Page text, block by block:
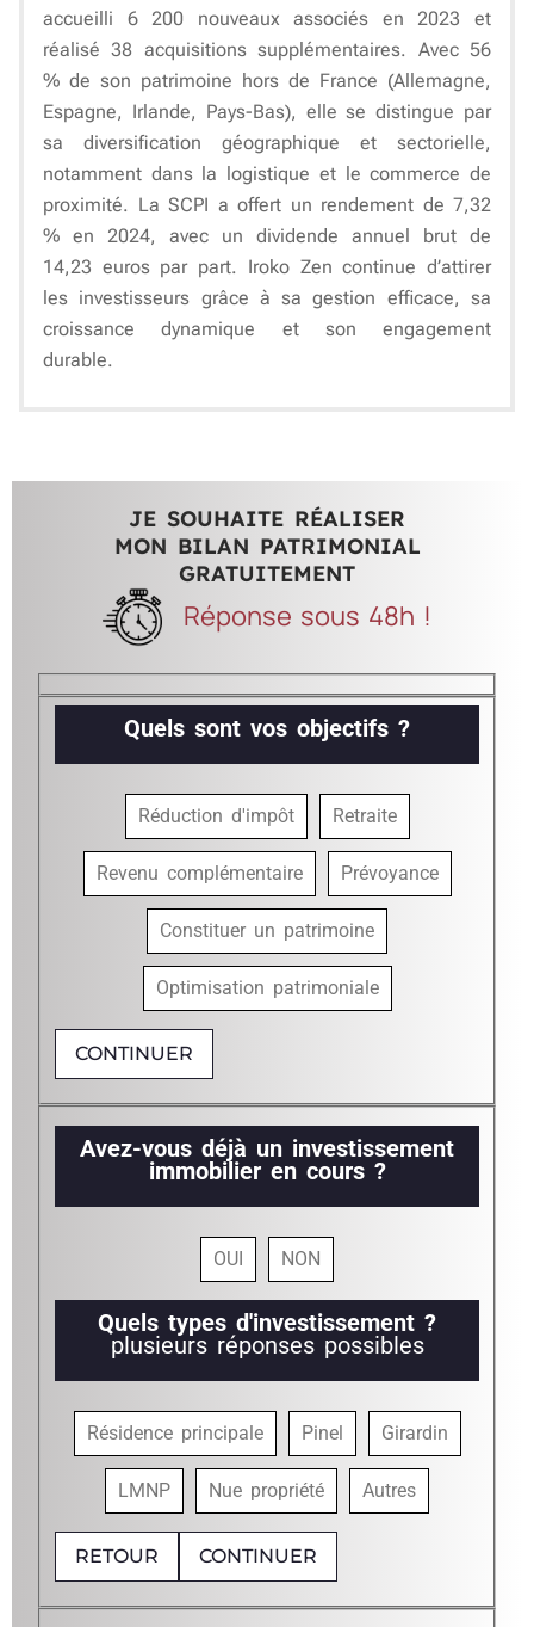
accueilli 6 200 nouveaux associés en 2023 et
réalisé 38 acquisitions supplémentaires. Avec 56
% de son patrimoine hors de France (Allemagne,
Espagne, Irlande, Pays-Bas), elle se distingue par
sa diversification géographique et sectorielle,
notamment dans la logistique et le commerce de
proximité. La SCPI a offert un rendement de 7,32
% en 2024, avec un dividende annuel brut de
14,23 euros par part. Iroko Zen continue d’attirer
les investisseurs grâce à sa gestion efficace, sa
croissance dynamique et son engagement
durable.
JE SOUHAITE RÉALISER
MON BILAN PATRIMONIAL
GRATUITEMENT
Réponse sous 48h !
Quels sont vos objectifs ?
Réduction d'impôt Retraite
Revenu complémentaire Prévoyance
Constituer un patrimoine
Optimisation patrimoniale
CONTINUER
Avez-vous déjà un investissement
immobilier en cours ?
OUI NON
Quels types d'investissement ?
plusieurs réponses possibles
Résidence principale Pinel Girardin
LMNP Nue propriété Autres
RETOUR CONTINUER